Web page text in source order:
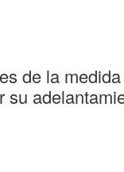
de la
su